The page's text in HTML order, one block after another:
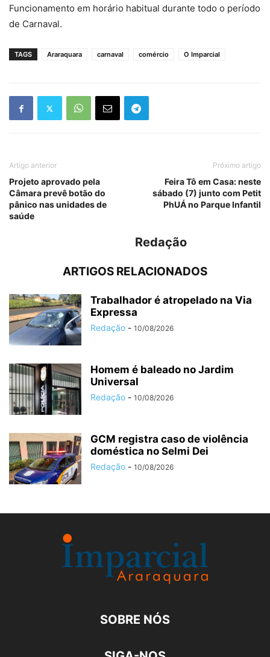
Funcionamento em horário habitual durante todo o período
de Carnaval.
TAGS Araraquara carnaval comércio O Imparcial
Artigo anterior
Projeto aprovado pela
Câmara prevê botão do
pânico nas unidades de
saúde
Próximo artigo
Feira Tô em Casa: neste
sábado (7) junto com Petit
PhUÁ no Parque Infantil
Redação
ARTIGOS RELACIONADOS
Trabalhador é atropelado na Via
Expressa
Redação - 10/08/2026
Homem é baleado no Jardim
Universal
Redação - 10/08/2026
GCM registra caso de violência
doméstica no Selmi Dei
Redação - 10/08/2026
SOBRE NÓS